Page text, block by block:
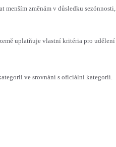
změnám v důsledku sezónnosti,
uplatňuje vlastní kritéria pro udělení
ve srovnání s oficiální kategorií.